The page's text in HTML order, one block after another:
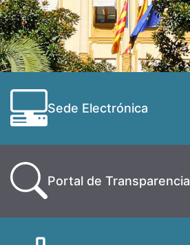
Sede Electrónica
Portal de Transparencia